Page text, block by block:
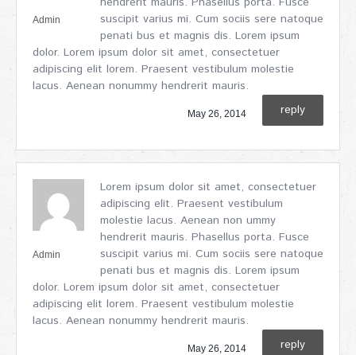
Admin
suscipit varius mi. Cum sociis sere natoque
penati bus et magnis dis. Lorem ipsum
dolor. Lorem ipsum dolor sit amet, consectetuer
adipiscing elit lorem. Praesent vestibulum molestie
lacus. Aenean nonummy hendrerit mauris.
reply
May 26, 2014
Admin
Lorem ipsum dolor sit amet, consectetuer
adipiscing elit. Praesent vestibulum
molestie lacus. Aenean non ummy
hendrerit mauris. Phasellus porta. Fusce
suscipit varius mi. Cum sociis sere natoque
penati bus et magnis dis. Lorem ipsum
dolor. Lorem ipsum dolor sit amet, consectetuer
adipiscing elit lorem. Praesent vestibulum molestie
lacus. Aenean nonummy hendrerit mauris.
reply
May 26, 2014